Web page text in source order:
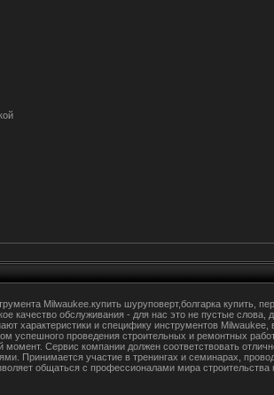
Milwaukee.купить шуруповерт,болгарка купить,
качество обслуживания - для нас это не пустые
характеристики и специфику инструментов
успешного проведения строительных и ремонтных
Сервис компании должен соответствовать
Принимается участие в тренингах и семинарах,
общаться с профессионалами мира